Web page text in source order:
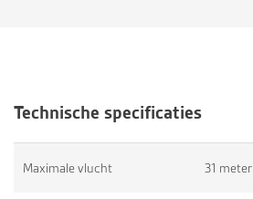
Technische specificaties
Maximale vlucht 31 meter